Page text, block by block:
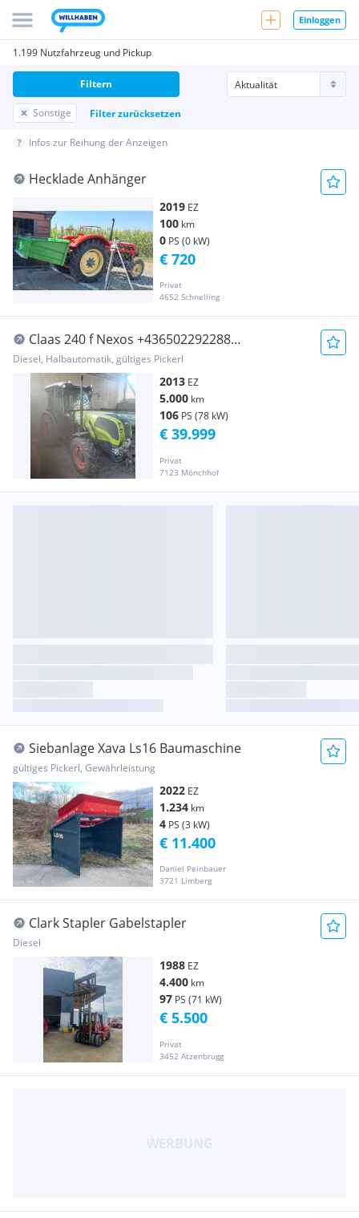
Einloggen
1.199 Nutzfahrzeug und Pickup
Sonstige Filter zurücksetzen
Filtern
Infos zur Reihung der Anzeigen
Hecklade Anhänger
2019 EZ
100 km
0 PS (0 kW)
Privat
4652 Schnelling
€ 720
Claas 240 f Nexos +436502292288
Agrarfahrzeug
Diesel, Halbautomatik, gültiges Pickerl
2013 EZ
5.000 km
106 PS (78 kW)
Privat
7123 Mönchhof
€ 39.999
Siebanlage Xava Ls16 Baumaschine
gültiges Pickerl, Gewährleistung
2022 EZ
1.234 km
4 PS (3 kW)
Daniel Peinbauer
3721 Limberg
€ 11.400
Clark Stapler Gabelstapler
Diesel
1988 EZ
4.400 km
97 PS (71 kW)
Privat
3452 Atzenbrugg
€ 5.500